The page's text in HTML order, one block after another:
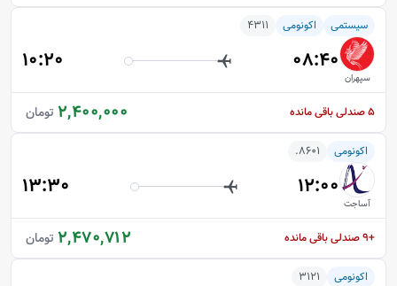
سیستمی اکونومی 4311
سپهران
08:40
10:20
2,400,000 تومان 5صندلی باقی مانده
اکونومی 8601.
آساجت
12:00
13:30
2,470,712 تومان +9 صندلی باقی مانده
اکونومی 3121